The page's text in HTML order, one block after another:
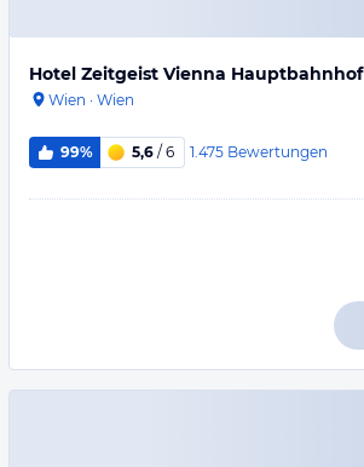
Hotel Zeitgeist Vienna Hauptbahnhof
Wien · Wien
99% 5,6 / 6 1.475 Bewertungen